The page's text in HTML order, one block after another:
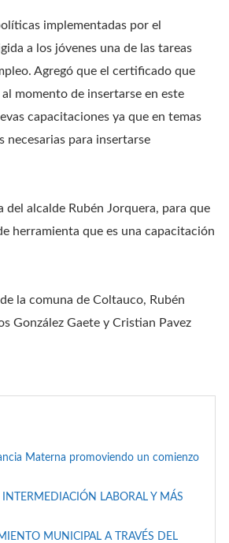
implementadas por el
a los jóvenes una de las tareas
Agregó que el certificado que
momento de insertarse en este
capacitaciones ya que en temas
para insertarse
alcalde Rubén Jorquera, para que
herramienta que es una capacitación
la comuna de Coltauco, Rubén
González Gaete y Cristian Pavez
Materna promoviendo un comienzo
LABORAL Y MÁS
MUNICIPAL A TRAVÉS DEL